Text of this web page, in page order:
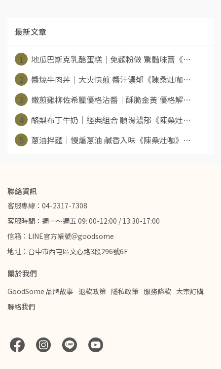
最新文章
1
地瓜巴斯克乳酪蛋糕｜免麵粉做 驚豔味蕾《⋯
2
醬燒牛肉丼｜大火快煎 醬汁濃郁《陳桑灶咖⋯
3
嫩煎雞柳佐希臘優格沾醬｜酥脆金黃 優格解⋯
4
酪梨布丁牛奶｜經典組合 順滑濃郁《陳桑灶⋯
5
蔥油拌麵｜慢煸蔥油 鹹香入味《陳桑灶咖》⋯
聯絡資訊
客服專線：04-2317-7308
客服時間：週一～週五 09: 00-12:00 / 13:30-17:00
信箱：LINE官方帳號＠goodsome
地址：台中市西屯區文心路3段296號6F
關於我們
GoodSome 品牌故事 退款政策 隱私政策 服務條款 大宗訂購
聯絡我們